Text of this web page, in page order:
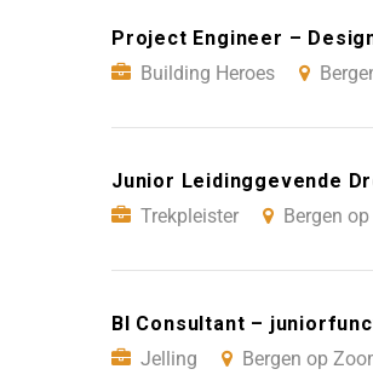
Project Engineer –
Building Heroes
Junior Leidinggevende
Trekpleister
Bergen
BI Consultant –
Jelling
Bergen op